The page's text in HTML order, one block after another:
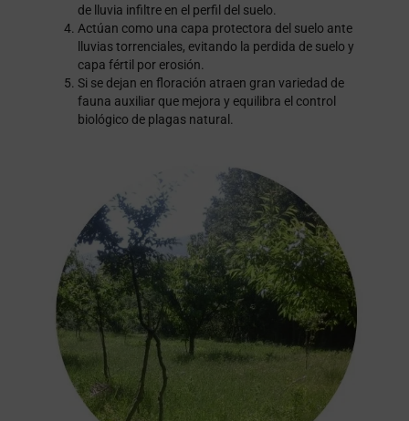
de lluvia infiltre en el perfil del suelo.
Actúan como una capa protectora del suelo ante
lluvias torrenciales, evitando la perdida de suelo y
capa fértil por erosión.
Si se dejan en floración atraen gran variedad de
fauna auxiliar que mejora y equilibra el control
biológico de plagas natural.